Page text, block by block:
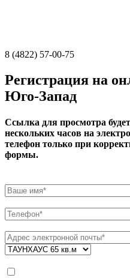
8 (4822) 57-00-75
Регистрация на
Юго-Запад
Ссылка для просмотра
нескольких часов на
телефон только при
формы.